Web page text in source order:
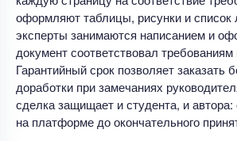
оформляют таблицы, рисунки и
эксперты занимаются написанием и
документ соответствовал
Гарантийный срок позволяет заказать
доработки при замечаниях
сделка защищает и студента, и автора:
на платформе до окончательного